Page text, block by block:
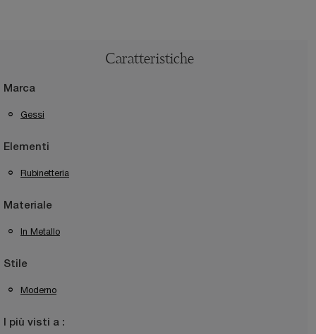
Caratteristiche
Marca
Gessi
Elementi
Rubinetteria
Materiale
In Metallo
Stile
Moderno
I più visti a :